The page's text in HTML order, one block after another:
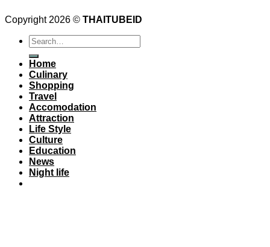
Copyright 2026 © THAITUBEID
Home
Culinary
Shopping
Travel
Accomodation
Attraction
Life Style
Culture
Education
News
Night life